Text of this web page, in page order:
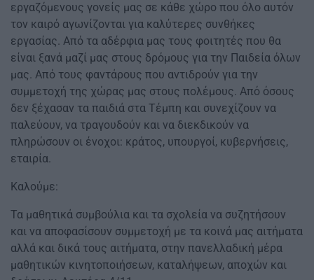
εργαζόμενους γονείς μας σε κάθε χώρο που όλο αυτόν
τον καιρό αγωνίζονται για καλύτερες συνθήκες
εργασίας. Από τα αδέρφια μας τους φοιτητές που θα
είναι ξανά μαζί μας στους δρόμους για την Παιδεία όλων
μας. Από τους φαντάρους που αντιδρούν για την
συμμετοχή της χώρας μας στους πολέμους. Από όσους
δεν ξέχασαν τα παιδιά στα Τέμπη και συνεχίζουν να
παλεύουν, να τραγουδούν και να διεκδικούν να
πληρώσουν οι ένοχοι: κράτος, υπουργοί, κυβερνήσεις,
εταιρία.
Καλούμε:
Τα μαθητικά συμβούλια και τα σχολεία να συζητήσουν
και να αποφασίσουν συμμετοχή με τα κοινά μας αιτήματα
αλλά και δικά τους αιτήματα, στην πανελλαδική μέρα
μαθητικών κινητοποιήσεων, καταλήψεων, αποχών και